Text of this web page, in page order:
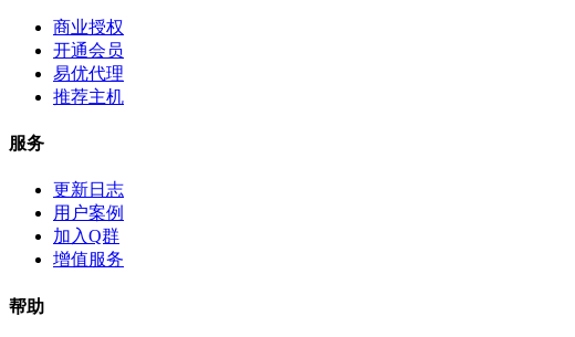
商业授权
开通会员
易优代理
推荐主机
服务
更新日志
用户案例
加入Q群
增值服务
帮助